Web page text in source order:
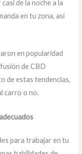
de la noche a la
en tu zona, así
en popularidad
de CBD
de estas tendencias,
carro o no.
para trabajar en tu